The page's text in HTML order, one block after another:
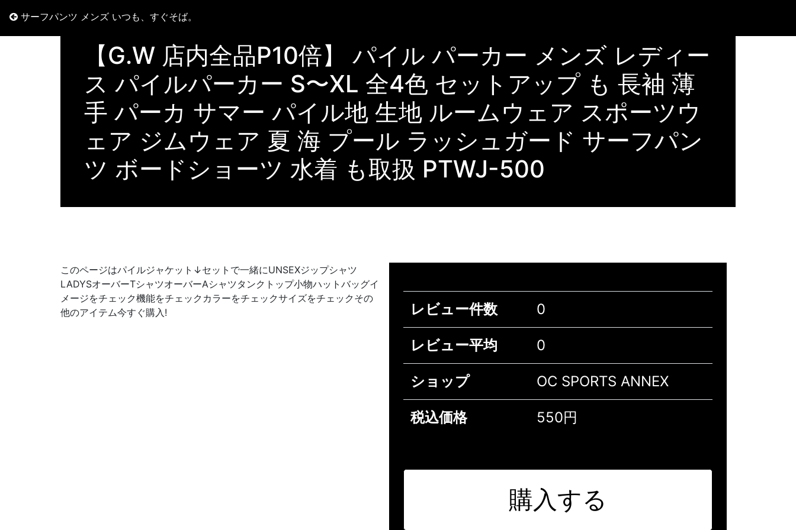
サーフパンツ メンズ いつも、すぐそば。
【G.W 店内全品P10倍】 パイル パーカー メンズ レディー
ス パイルパーカー S〜XL 全4色 セットアップ も 長袖 薄
手 パーカ サマー パイル地 生地 ルームウェア スポーツウ
ェア ジムウェア 夏 海 プール ラッシュガード サーフパン
ツ ボードショーツ 水着 も取扱 PTWJ-500
このページはパイルジャケット↓セットで一緒にUNSEXジップシャツ
LADYSオーバーTシャツオーバーAシャツタンクトップ小物ハットバッグイ
メージをチェック機能をチェックカラーをチェックサイズをチェックその
他のアイテム今すぐ購入!
レビュー件数 0
レビュー平均 0
ショップ OC SPORTS ANNEX
税込価格 550円
購入する